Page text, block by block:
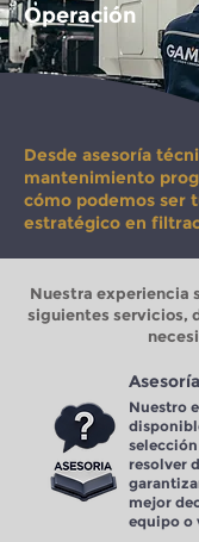
Operación
Desde asesoría
mantenimiento
cómo podemos ser
estratégico en
Nuestra experiencia
siguientes servicios,
Nuestro
resolver
mejor
equipo o